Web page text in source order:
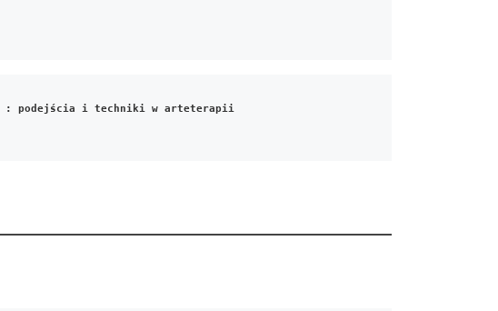
III : podejścia i techniki w arteterapii